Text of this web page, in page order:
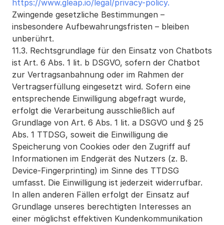
Zwingende gesetzliche Bestimmungen –
insbesondere Aufbewahrungsfristen – bleiben
unberührt.
11.3. Rechtsgrundlage für den Einsatz von Chatbots
ist Art. 6 Abs. 1 lit. b DSGVO, sofern der Chatbot
zur Vertragsanbahnung oder im Rahmen der
Vertragserfüllung eingesetzt wird. Sofern eine
entsprechende Einwilligung abgefragt wurde,
erfolgt die Verarbeitung ausschließlich auf
Grundlage von Art. 6 Abs. 1 lit. a DSGVO und § 25
Abs. 1 TTDSG, soweit die Einwilligung die
Speicherung von Cookies oder den Zugriff auf
Informationen im Endgerät des Nutzers (z. B.
Device-Fingerprinting) im Sinne des TTDSG
umfasst. Die Einwilligung ist jederzeit widerrufbar.
In allen anderen Fällen erfolgt der Einsatz auf
Grundlage unseres berechtigten Interesses an
einer möglichst effektiven Kundenkommunikation